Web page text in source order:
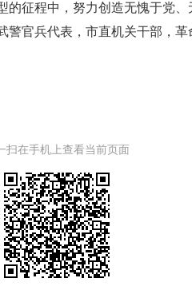
征程中，努力创造无愧于党、
官兵代表，市直机关干部，
扫在手机上查看当前页面